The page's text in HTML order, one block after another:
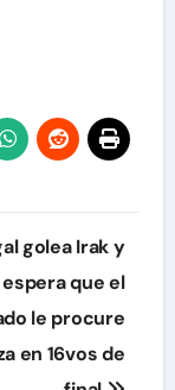
golea Irak y
espera que el
le procure
en 16vos de